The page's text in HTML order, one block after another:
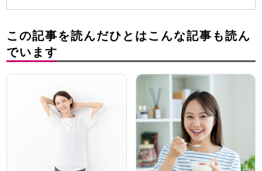
この記事を読んだひとはこんな記事も読ん
でいます